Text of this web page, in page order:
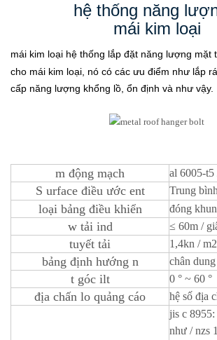
hệ thống năng
mái kim loại
mái kim loại hệ thống lắp đặt năng lượng mặt
cho mái kim loại, nó có các ưu điểm như lắp
cấp năng lượng khổng lồ, ổn định và như vậy.
m động mạch al 6005-t5
S urfaceđiều ướcent Trung
loại bảng điều khiển đóng
wtải ind ≤ 60m /
tuyết tải 1,4kn / m2
bảng định hướng n chân
tgóc ilt 0 ° ~ 60 °
địa chấn lo quảng cáo hệ số địa
jis c
như / nzs